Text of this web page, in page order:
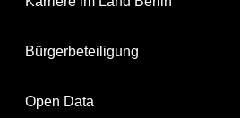
Bürgerbeteiligung
Open Data